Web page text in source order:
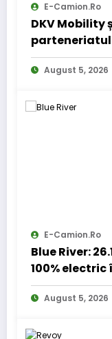
E-Camion.ro
DKV Mobility
parteneriatul
August 5, 2026
E-Camion.ro
Blue River:
100%
internațional
August 5, 2026